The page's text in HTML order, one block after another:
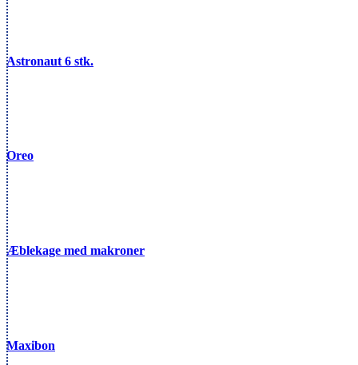
Astronaut 6 stk.
Oreo
Æblekage med makroner
Maxibon